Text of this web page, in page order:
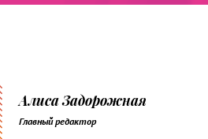
Алиса Задорожная
Главный редактор